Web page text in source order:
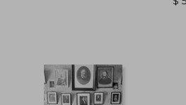
50%
dcto.
$ 122.108
$ 61.054